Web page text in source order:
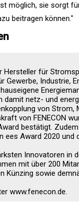
möglich, sie sorgt
beitragen können."
Hersteller für
Gewerbe, Industrie,
damit netz- und
von Strom,
von FENECON
bestätigt.
ees Award 2020 und
Innovatoren
mit über 200
Künzing sowie
www.fenecon.de.